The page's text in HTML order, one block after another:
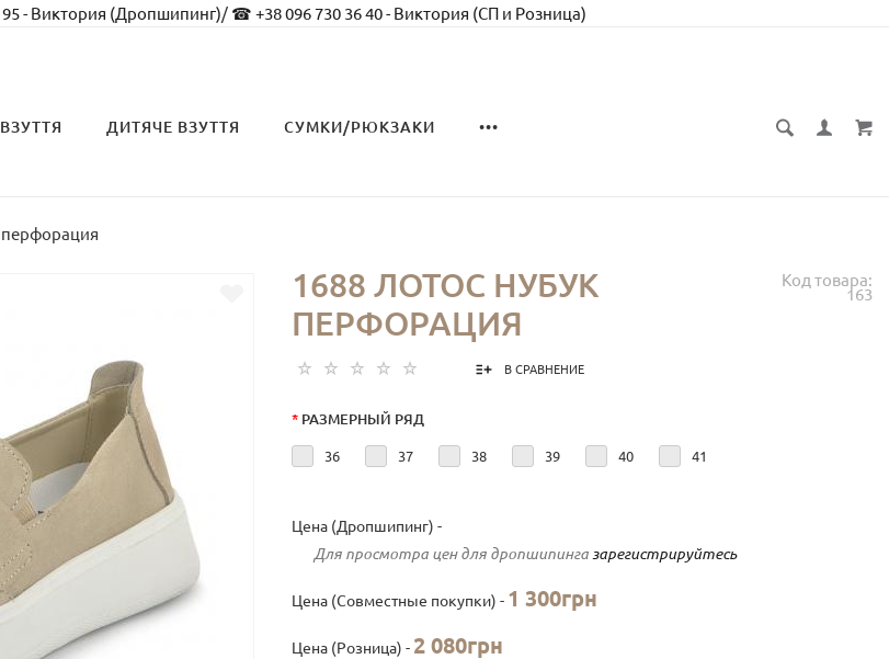
- Виктория (Дропшипинг)/ ☎ +38 096 730 36 40 - Виктория (СП и Розница)
ДИТЯЧЕ ВЗУТТЯ СУМКИ/РЮКЗАКИ •••
перфорация
Код товара:
163
1688 ЛОТОС НУБУК
ПЕРФОРАЦИЯ
В СРАВНЕНИЕ
* РАЗМЕРНЫЙ РЯД
36 37 38 39 40 41
Цена (Дропшипинг) -
Для просмотра цен для дропшипинга зарегистрируйтесь
Цена (Совместные покупки) - 1 300грн
Цена (Розница) - 2 080грн